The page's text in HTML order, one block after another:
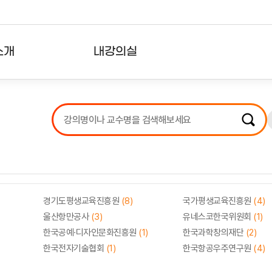
내강의실
강의리스트
수강확인증강의
경기도평생교육진흥원 (8) 국가평생교육진흥원 (4)
울산항만공사 (3) 유네스코한국위원회 (1)
한국공예·디자인문화진흥원 (1) 한국과학창의재단 (2)
한국전자기술협회 (1) 한국항공우주연구원 (4)